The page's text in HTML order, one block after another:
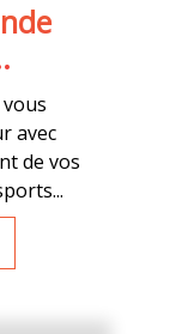
avec
de vos